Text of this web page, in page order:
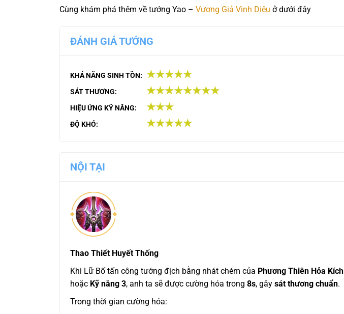
Cùng khám phá thêm về tướng Yao – Vương Giả Vinh Diệu ở dưới đây
ĐÁNH GIÁ TƯỚNG
KHẢ NĂNG SINH TỒN: ★★★★★
SÁT THƯƠNG: ★★★★★★★★
HIỆU ỨNG KỸ NĂNG: ★★★
ĐỘ KHÓ: ★★★★★
NỘI TẠI
Thao Thiết Huyết Thống
Khi Lữ Bố tấn công tướng địch bằng nhát chém của Phương Thiên Hỏa Kích
hoặc Kỹ năng 3, anh ta sẽ được cường hóa trong 8s, gây sát thương chuẩn.
Trong thời gian cường hóa: